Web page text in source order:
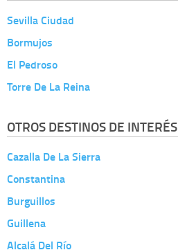
Sevilla Ciudad
Bormujos
El Pedroso
Torre De La Reina
OTROS DESTINOS DE INTERÉS
Cazalla De La Sierra
Constantina
Burguillos
Guillena
Alcalá Del Río